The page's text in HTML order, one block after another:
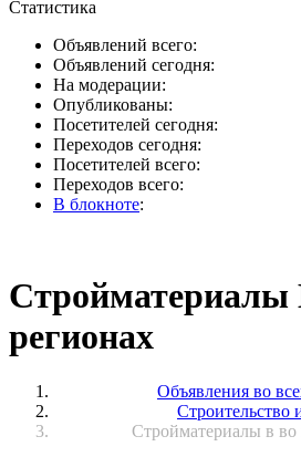
Статистика
Объявлений всего:
Объявлений сегодня:
На модерации:
Опубликованы:
Посетителей сегодня:
Переходов сегодня:
Посетителей всего:
Переходов всего:
В блокноте:
Стройматериалы
регионах
Объявления во
Строительство
Стройматериалы в во